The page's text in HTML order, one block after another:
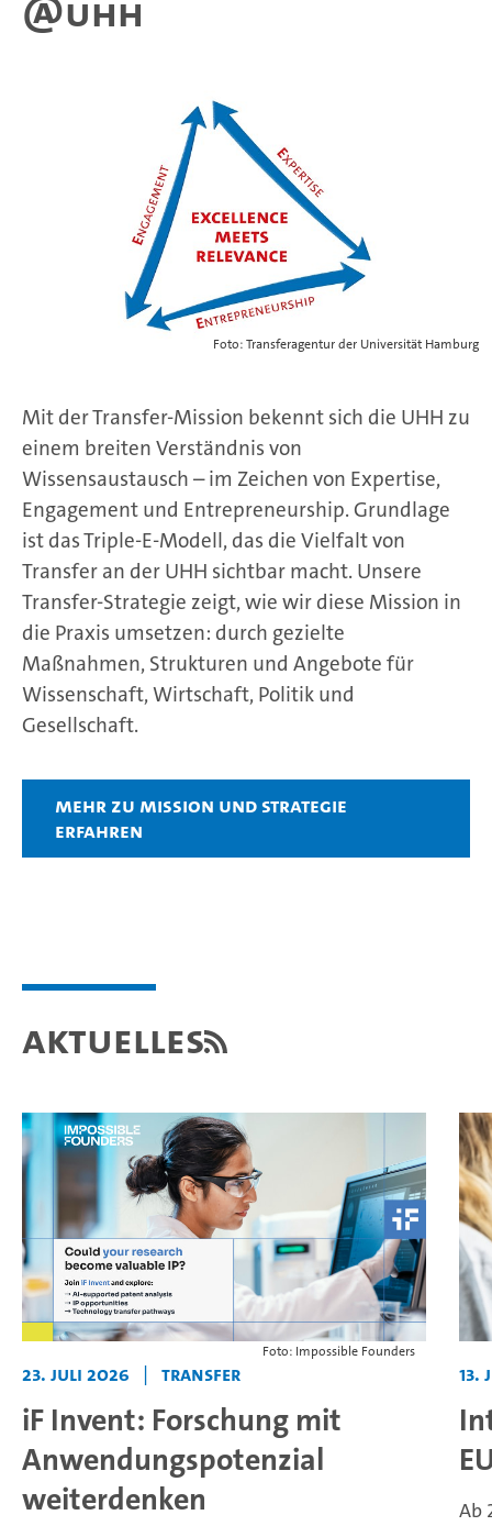
@UHH
Foto: Transferagentur der Universität Hamburg
Mit der Transfer-Mission bekennt sich die UHH zu
einem breiten Verständnis von
Wissensaustausch – im Zeichen von Expertise,
Engagement und Entrepreneurship. Grundlage
ist das Triple-E-Modell, das die Vielfalt von
Transfer an der UHH sichtbar macht. Unsere
Transfer-Strategie zeigt, wie wir diese Mission in
die Praxis umsetzen: durch gezielte
Maßnahmen, Strukturen und Angebote für
Wissenschaft, Wirtschaft, Politik und
Gesellschaft.
Mehr zu Mission und Strategie
erfahren
Aktuelles
Foto: Impossible Founders
23. Juli 2026 | Transfer
iF Invent: Forschung mit
Anwendungspotenzial
weiterdenken
13.
Ab